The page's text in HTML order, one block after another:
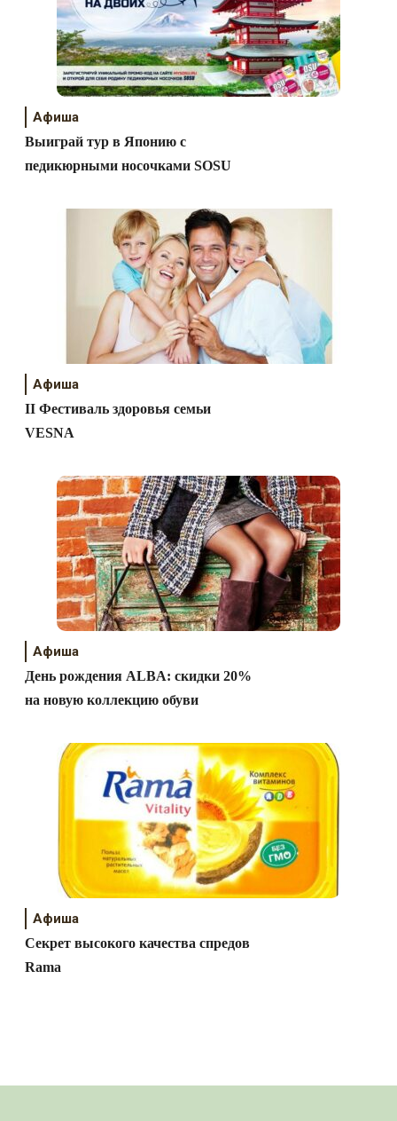
Афиша
Выиграй тур в Японию с
педикюрными носочками SOSU
Афиша
II Фестиваль здоровья семьи
VESNA
Афиша
День рождения ALBA: скидки 20%
на новую коллекцию обуви
Афиша
Секрет высокого качества спредов
Rama